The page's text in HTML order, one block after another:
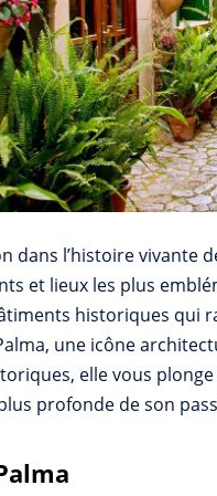
dans l’histoire vivante
et lieux les plus
historiques qui
une icône
elle vous
profonde de son